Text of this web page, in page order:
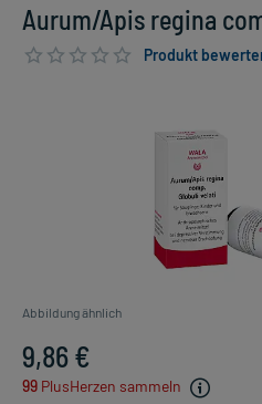
Aurum/Apis regina
Produkt
Abbildung ähnlich
9,86 €
99 PlusHerzen sammeln